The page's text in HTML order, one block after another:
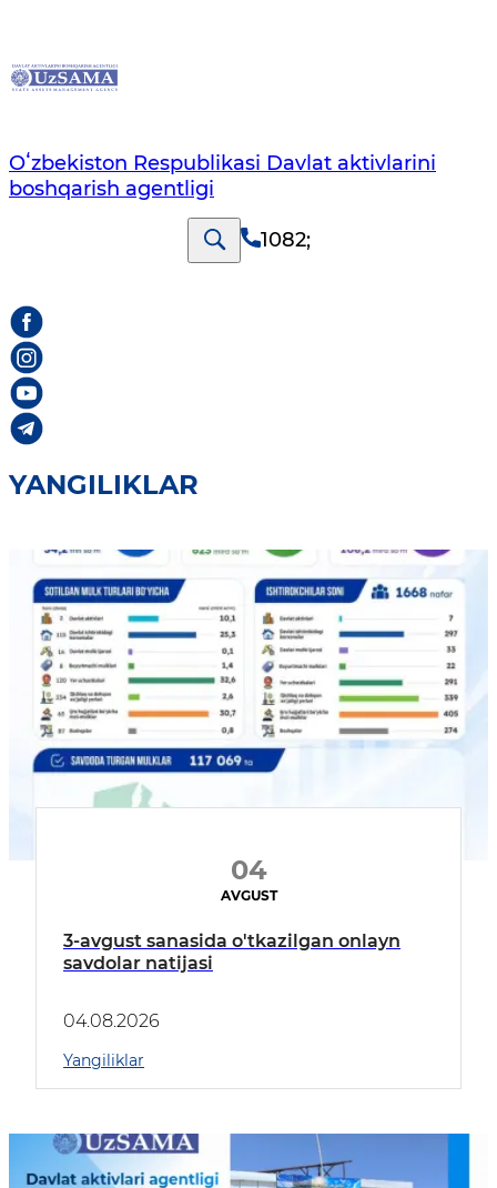
Oʻzbekiston Respublikasi Davlat aktivlarini
boshqarish agentligi
1082;
YANGILIKLAR
04
AVGUST
3-avgust sanasida o'tkazilgan onlayn
savdolar natijasi
04.08.2026
Yangiliklar